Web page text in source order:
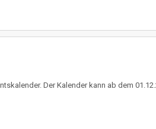
Der Kalender kann ab dem